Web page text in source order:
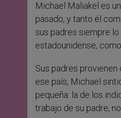
Michael Maliakel es
pasado, y tanto él
sus padres siempre
estadounidense,
Sus padres provienen
ese país, Michael
pequeña: la de los
trabajo de su padre,